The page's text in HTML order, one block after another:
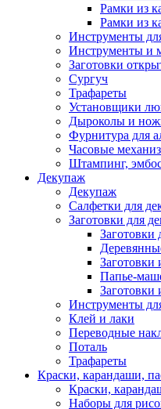
Рамки из
Рамки из
Инструменты
Инструменты и
Заготовки
Сургуч
Трафареты
Установщики
Дыроколы и
Фурнитура для
Часовые
Штампинг,
Декупаж
Декупаж
Салфетки для
Заготовки для
Заготовки
Заготовки
Папье-
Заготовки
Инструменты
Клей и лаки
Переводные
Поталь
Трафареты
Краски, карандаши,
Краски,
Наборы для